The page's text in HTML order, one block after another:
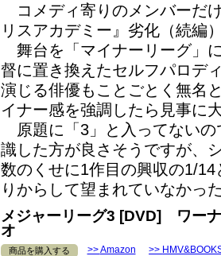
コメディ寄りのメンバーだ
リスアカデミー』劣化（続編
舞台を「マイナーリーグ」
督に置き換えたセルフパロデ
演じる俳優もことごとく無名
イナー感を強調したら見事に
原題に「3」と入ってないの
識した方が良さそうですが、
数のくせに1作目の興収の1/
りからして望まれていなかっ
メジャーリーグ3 [DVD] ワー
オ
商品を購入する Amazon